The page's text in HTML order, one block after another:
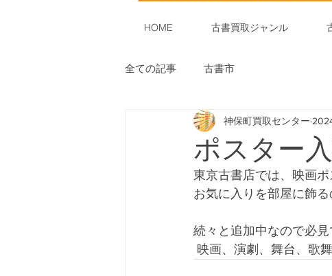
HOME 古書買取ジャンル
全ての記事 古書市
ポスター
神保町買取センター
東京古書店では、映画
お気に入りを部屋に飾
続々と追加中なので必見
映画、演劇、舞台、歌